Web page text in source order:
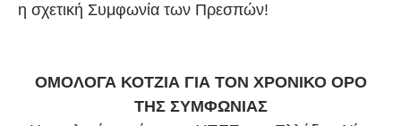
η σχετική Συμφωνία των Πρεσπών!
ΟΜΟΛΟΓΑ ΚΟΤΖΙΑ ΓΙΑ ΤΟΝ ΧΡΟΝΙΚΟ ΟΡΟ
ΤΗΣ ΣΥΜΦΩΝΙΑΣ